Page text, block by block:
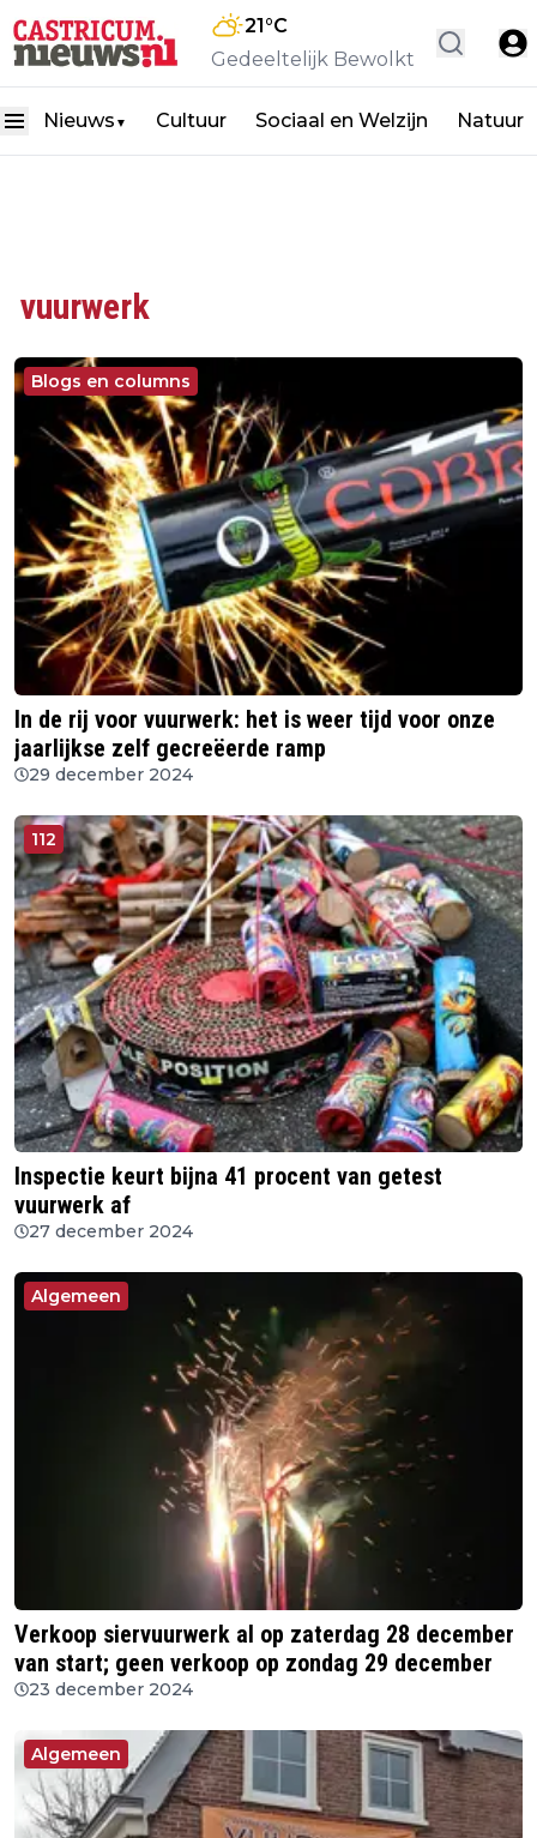
21°C
Gedeeltelijk Bewolkt
Nieuws ▼ Cultuur Sociaal en Welzijn Natuur
vuurwerk
Blogs en columns
In de rij voor vuurwerk: het is weer tijd voor onze
jaarlijkse zelf gecreëerde ramp
29 december 2024
112
Inspectie keurt bijna 41 procent van getest
vuurwerk af
27 december 2024
Algemeen
Verkoop siervuurwerk al op zaterdag 28 december
van start; geen verkoop op zondag 29 december
23 december 2024
Algemeen